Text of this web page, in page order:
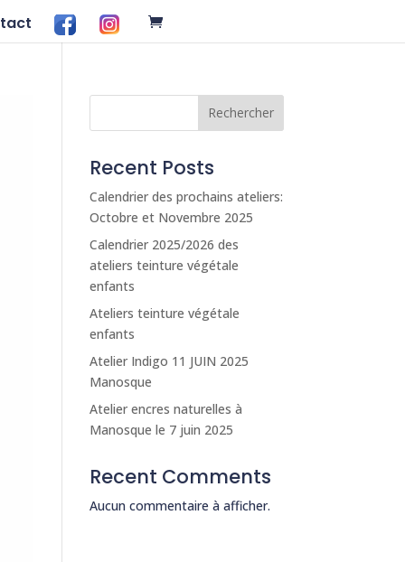
FB INS
Rechercher
Recent Posts
Calendrier des prochains ateliers:
Octobre et Novembre 2025
Calendrier 2025/2026 des
ateliers teinture végétale
enfants
Ateliers teinture végétale
enfants
Atelier Indigo 11 JUIN 2025
Manosque
Atelier encres naturelles à
Manosque le 7 juin 2025
Recent Comments
Aucun commentaire à afficher.